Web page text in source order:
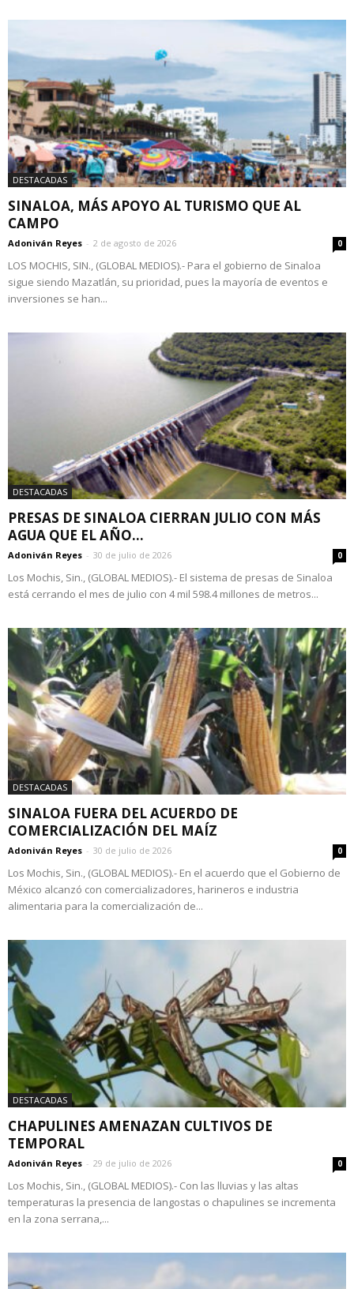
DESTACADAS
SINALOA, MÁS APOYO AL TURISMO QUE AL
CAMPO
Adoniván Reyes - 2 de agosto de 2026 0
LOS MOCHIS, SIN., (GLOBAL MEDIOS).- Para el gobierno de Sinaloa
sigue siendo Mazatlán, su prioridad, pues la mayoría de eventos e
inversiones se han...
DESTACADAS
PRESAS DE SINALOA CIERRAN JULIO CON MÁS
AGUA QUE EL AÑO...
Adoniván Reyes - 30 de julio de 2026 0
Los Mochis, Sin., (GLOBAL MEDIOS).- El sistema de presas de Sinaloa
está cerrando el mes de julio con 4 mil 598.4 millones de metros...
DESTACADAS
SINALOA FUERA DEL ACUERDO DE
COMERCIALIZACIÓN DEL MAÍZ
Adoniván Reyes - 30 de julio de 2026 0
Los Mochis, Sin., (GLOBAL MEDIOS).- En el acuerdo que el Gobierno de
México alcanzó con comercializadores, harineros e industria
alimentaria para la comercialización de...
DESTACADAS
CHAPULINES AMENAZAN CULTIVOS DE
TEMPORAL
Adoniván Reyes - 29 de julio de 2026 0
Los Mochis, Sin., (GLOBAL MEDIOS).- Con las lluvias y las altas
temperaturas la presencia de langostas o chapulines se incrementa
en la zona serrana,...